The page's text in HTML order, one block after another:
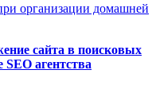
организации домашней
сайта в поисковых
агентства